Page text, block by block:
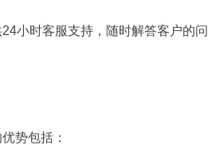
24小时客服支持，随时解答客户的问
势包括：